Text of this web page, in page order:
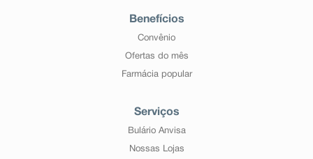
Benefícios
Convênio
Ofertas do mês
Farmácia popular
Serviços
Bulário Anvisa
Nossas Lojas